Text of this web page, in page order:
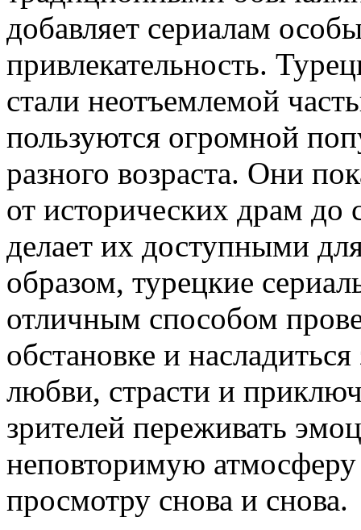
добавляет сериалам
привлекательность.
стали неотъемлемой
пользуются огромной
разного возраста. Они
от исторических драм
делает их доступными
образом, турецкие
отличным способом
обстановке и
любви, страсти и
зрителей переживать
неповторимую атмосферу
просмотру снова и снова.